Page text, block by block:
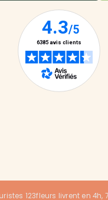
123fleurs livrent en 4h,